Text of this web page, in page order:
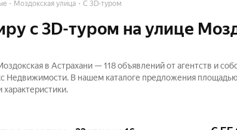
Моздокская улица C 3D-туром
c 3D-туром на улице
в Астрахани — 118 объявлений от агентств и
Недвижимости. В нашем каталоге предложения